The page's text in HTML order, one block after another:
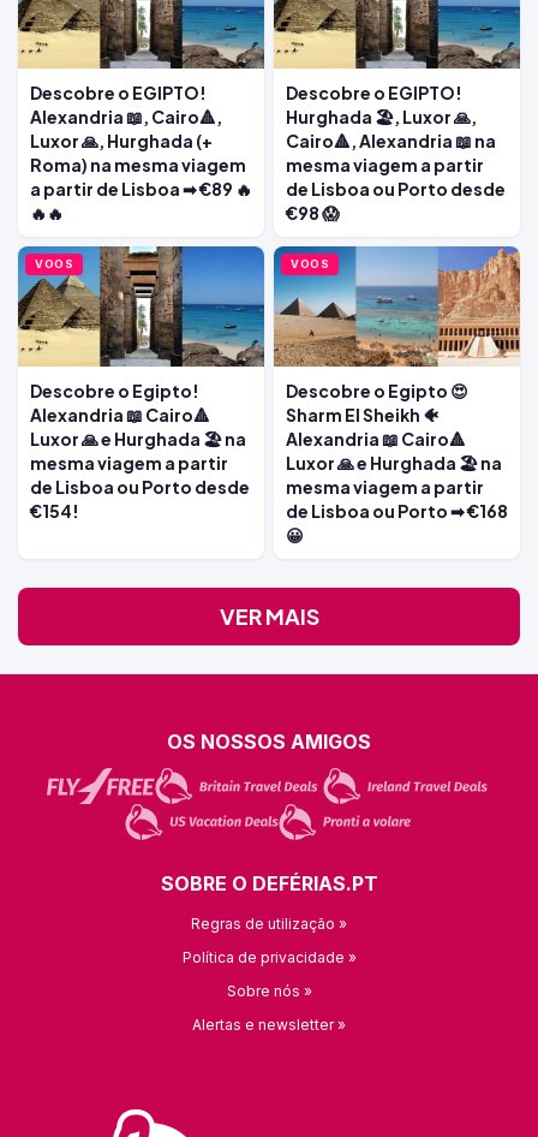
Descobre o EGIPTO!
Alexandria 📖, Cairo🔺,
Luxor 🙏, Hurghada (+
Roma) na mesma viagem
a partir de Lisboa ➡ €89 🔥
🔥🔥
Descobre o EGIPTO!
Hurghada 🏖️, Luxor 🙏,
Cairo🔺, Alexandria 📖 na
mesma viagem a partir
de Lisboa ou Porto desde
€98 😱
VOOS
Descobre o Egipto!
Alexandria 📖 Cairo🔺
Luxor 🙏 e Hurghada 🏖️ na
mesma viagem a partir
de Lisboa ou Porto desde
€154!
VOOS
Descobre o Egipto 😍
Sharm El Sheikh 🐠
Alexandria 📖 Cairo🔺
Luxor 🙏 e Hurghada 🏖️ na
mesma viagem a partir
de Lisboa ou Porto ➡ €168
😀
VER MAIS
OS NOSSOS AMIGOS
SOBRE O DEFÉRIAS.PT
Regras de utilização »
Política de privacidade »
Sobre nós »
Alertas e newsletter »